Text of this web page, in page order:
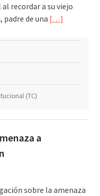
recordar a su viejo
de una […]
(TC)
a
sobre la amenaza